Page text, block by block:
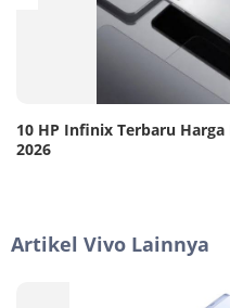
10 HP Infinix Terbaru
2026
Artikel Vivo Lainnya